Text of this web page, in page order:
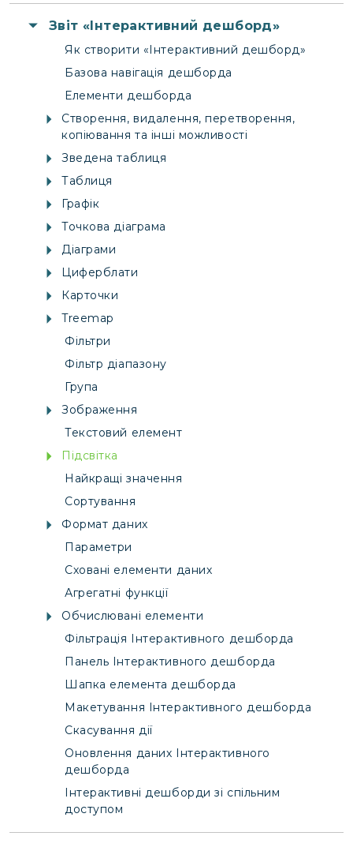
Звіт «Інтерактивний дешборд»
Як створити «Інтерактивний дешборд»
Базова навігація дешборда
Елементи дешборда
Створення, видалення, перетворення,
копіювання та інші можливості
Зведена таблиця
Таблиця
Графік
Точкова діаграма
Діаграми
Циферблати
Карточки
Treemap
Фільтри
Фільтр діапазону
Група
Зображення
Текстовий елемент
Підсвітка
Найкращі значення
Сортування
Формат даних
Параметри
Сховані елементи даних
Агрегатні функції
Обчислювані елементи
Фільтрація Інтерактивного дешборда
Панель Інтерактивного дешборда
Шапка елемента дешборда
Макетування Інтерактивного дешборда
Скасування дії
Оновлення даних Інтерактивного
дешборда
Інтерактивні дешборди зі спільним
доступом